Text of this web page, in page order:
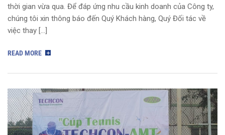
thời gian vừa qua. Để đáp ứng nhu cầu kinh doanh của Công ty,
chúng tôi xin thông báo đến Quý Khách hàng, Quý Đối tác về
việc thay […]
READ MORE